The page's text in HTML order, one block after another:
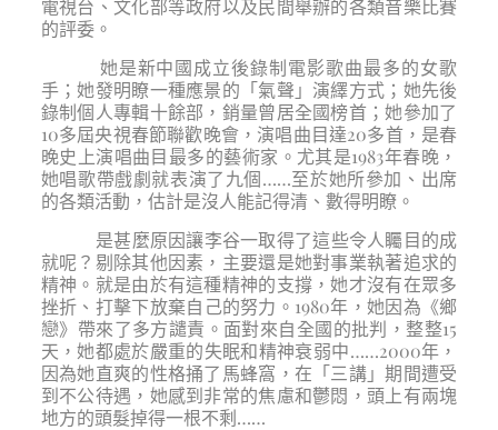
電視台、文化部等政府以及民間舉辦的各類音樂比賽
的評委。
她是新中國成立後錄制電影歌曲最多的女歌
手；她發明瞭一種應景的「氣聲」演繹方式；她先後
錄制個人專輯十餘部，銷量曾居全國榜首；她參加了
10多屆央視春節聯歡晚會，演唱曲目達20多首，是春
晚史上演唱曲目最多的藝術家。尤其是1983年春晚，
她唱歌帶戲劇就表演了九個……至於她所參加、出席
的各類活動，估計是沒人能記得清、數得明瞭。
是甚麼原因讓李谷一取得了這些令人矚目的成
就呢？剔除其他因素，主要還是她對事業執著追求的
精神。就是由於有這種精神的支撐，她才沒有在眾多
挫折、打擊下放棄自己的努力。1980年，她因為《鄉
戀》帶來了多方譴責。面對來自全國的批判，整整15
天，她都處於嚴重的失眠和精神衰弱中……2000年，
因為她直爽的性格捅了馬蜂窩，在「三講」期間遭受
到不公待遇，她感到非常的焦慮和鬱悶，頭上有兩塊
地方的頭髮掉得一根不剩……